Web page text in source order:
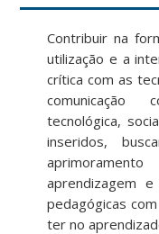
Contribuir na
utilização e a
crítica com as
comunicação
tecnológica,
inseridos,
aprendizagem
pedagógicas
ter no